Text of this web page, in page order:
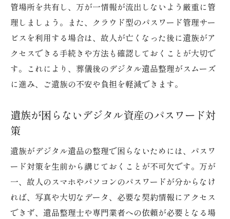
管場所を共有し、万が一情報が流出しないよう厳重に管
理しましょう。また、クラウド型のパスワード管理サー
ビスを利用する場合は、故人が亡くなった後に遺族がア
クセスできる手続きや方法も確認しておくことが大切で
す。これにより、葬儀後のデジタル遺品整理がスムーズ
に進み、ご遺族の不安や負担を軽減できます。
遺族が困らないデジタル資産のパスワード対
策
遺族がデジタル遺品の整理で困らないためには、パスワ
ード対策を生前から講じておくことが不可欠です。万が
一、故人のスマホやパソコンのパスワードが分からなけ
れば、写真や大切なデータ、必要な契約情報にアクセス
できず、遺品整理士や専門業者への依頼が必要となる場